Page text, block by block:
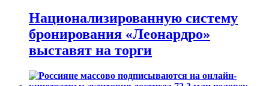
Национализированную систему
бронирования «Леонардро»
выставят на торги